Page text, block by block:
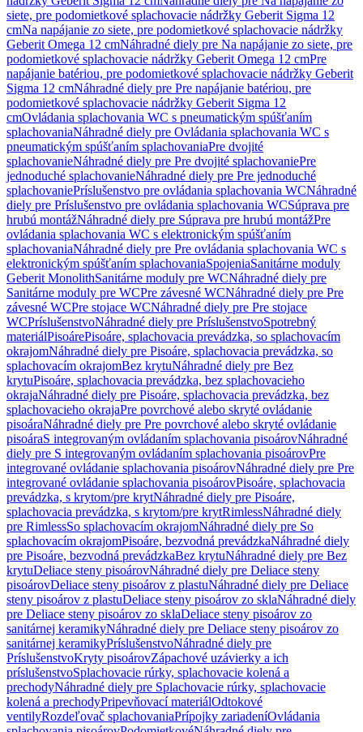
siete, pre podomietkové splachovacie nádržky Geberit Sigma 12
cmNa napájanie zo siete, pre podomietkové splachovacie nádržky
Geberit Omega 12 cmNáhradné diely pre Na napájanie zo siete, pre
podomietkové splachovacie nádržky Geberit Omega 12 cmPre
napájanie batériou, pre podomietkové splachovacie nádržky Geberit
Sigma 12 cmNáhradné diely pre Pre napájanie batériou, pre
podomietkové splachovacie nádržky Geberit Sigma 12
cmOvládania splachovania WC s pneumatickým spúšťaním
splachovaniaNáhradné diely pre Ovládania splachovania WC s
pneumatickým spúšťaním splachovaniaPre dvojité
splachovanieNáhradné diely pre Pre dvojité splachovaniePre
jednoduché splachovanieNáhradné diely pre Pre jednoduché
splachovaniePríslušenstvo pre ovládania splachovania WCNáhradné
diely pre Príslušenstvo pre ovládania splachovania WCSúprava pre
hrubú montážNáhradné diely pre Súprava pre hrubú montážPre
ovládania splachovania WC s elektronickým spúšťaním
splachovaniaNáhradné diely pre Pre ovládania splachovania WC s
elektronickým spúšťaním splachovaniaSpojeniaSanitárne moduly
Geberit MonolithSanitárne moduly pre WCNáhradné diely pre
Sanitárne moduly pre WCPre závesné WCNáhradné diely pre Pre
závesné WCPre stojace WCNáhradné diely pre Pre stojace
WCPríslušenstvoNáhradné diely pre PríslušenstvoSpotrebný
materiálPisoárePisoáre, splachovacia prevádzka, so splachovacím
okrajomNáhradné diely pre Pisoáre, splachovacia prevádzka, so
splachovacím okrajomBez krytuNáhradné diely pre Bez
krytuPisoáre, splachovacia prevádzka, bez splachovacieho
okrajaNáhradné diely pre Pisoáre, splachovacia prevádzka, bez
splachovacieho okrajaPre povrchové alebo skryté ovládanie
pisoáraNáhradné diely pre Pre povrchové alebo skryté ovládanie
pisoáraS integrovaným ovládaním splachovania pisoárovNáhradné
diely pre S integrovaným ovládaním splachovania pisoárovPre
integrované ovládanie splachovania pisoárovNáhradné diely pre Pre
integrované ovládanie splachovania pisoárovPisoáre, splachovacia
prevádzka, s krytom/pre krytNáhradné diely pre Pisoáre,
splachovacia prevádzka, s krytom/pre krytRimlessNáhradné diely
pre RimlessSo splachovacím okrajomNáhradné diely pre So
splachovacím okrajomPisoáre, bezvodná prevádzkaNáhradné diely
pre Pisoáre, bezvodná prevádzkaBez krytuNáhradné diely pre Bez
krytuDeliace steny pisoárovNáhradné diely pre Deliace steny
pisoárovDeliace steny pisoárov z plastuNáhradné diely pre Deliace
steny pisoárov z plastuDeliace steny pisoárov zo sklaNáhradné diely
pre Deliace steny pisoárov zo sklaDeliace steny pisoárov zo
sanitárnej keramikyNáhradné diely pre Deliace steny pisoárov zo
sanitárnej keramikyPríslušenstvoNáhradné diely pre
PríslušenstvoKryty pisoárovZápachové uzávierky a ich
príslušenstvoSplachovacie rúrky, splachovacie kolená a
prechodyNáhradné diely pre Splachovacie rúrky, splachovacie
kolená a prechodyPripevňovací materiálOdtokové
ventilyRozdeľovač splachovaniaPrípojky zariadeníOvládania